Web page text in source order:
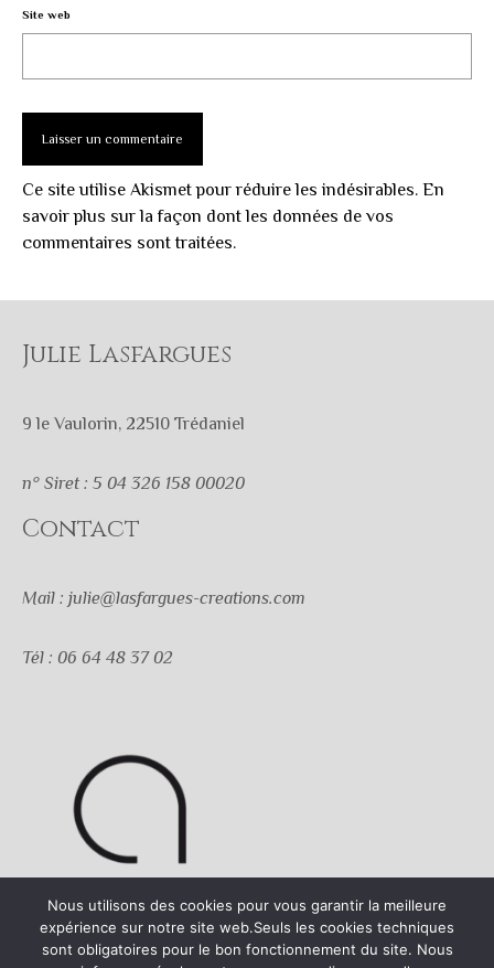
Site web
Ce site utilise Akismet pour réduire les indésirables. En
savoir plus sur la façon dont les données de vos
commentaires sont traitées.
Julie Lasfargues
9 le Vaulorin, 22510 Trédaniel
n° Siret : 5 04 326 158 00020
Contact
Mail : julie@lasfargues-creations.com
Tél : 06 64 48 37 02
Nous utilisons des cookies pour vous garantir la meilleure
expérience sur notre site web.Seuls les cookies techniques
sont obligatoires pour le bon fonctionnement du site. Nous